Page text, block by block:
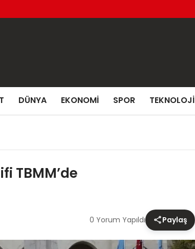
DÜNYA EKONOMI SPOR TEKNOLOJI
TBMM’de
0 Yorum Yapıldı Paylaş